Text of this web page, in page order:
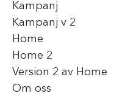
Kampanj
Kampanj v 2
Home
Home 2
Version 2 av Home
Om oss